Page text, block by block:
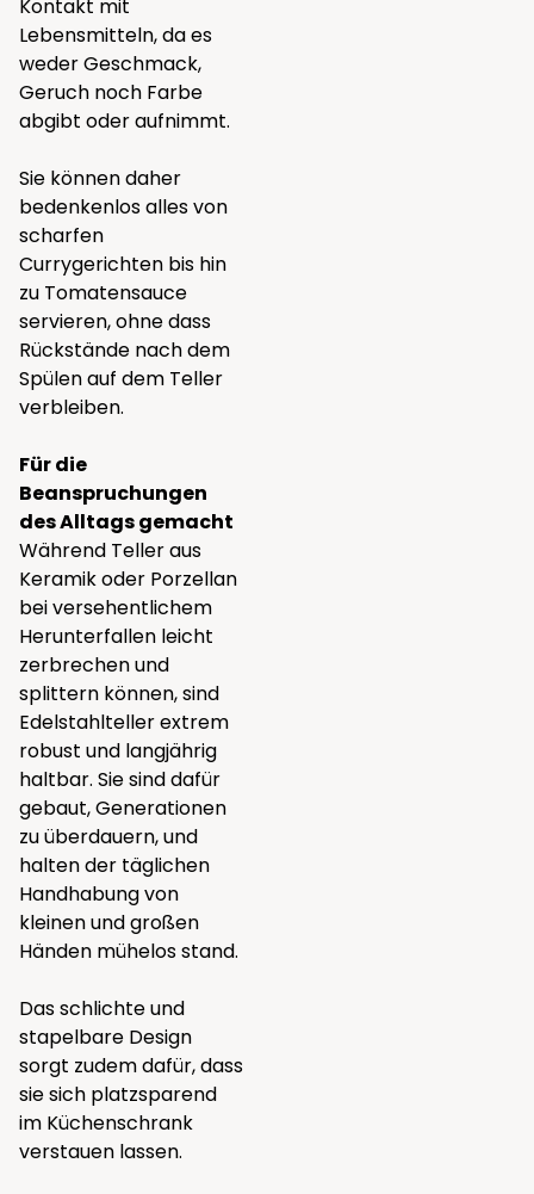
Kontakt mit
Lebensmitteln, da es
weder Geschmack,
Geruch noch Farbe
abgibt oder aufnimmt.
Sie können daher
bedenkenlos alles von
scharfen
Currygerichten bis hin
zu Tomatensauce
servieren, ohne dass
Rückstände nach dem
Spülen auf dem Teller
verbleiben.
Für die
Beanspruchungen
des Alltags gemacht
Während Teller aus
Keramik oder Porzellan
bei versehentlichem
Herunterfallen leicht
zerbrechen und
splittern können, sind
Edelstahlteller extrem
robust und langjährig
haltbar. Sie sind dafür
gebaut, Generationen
zu überdauern, und
halten der täglichen
Handhabung von
kleinen und großen
Händen mühelos stand.
Das schlichte und
stapelbare Design
sorgt zudem dafür, dass
sie sich platzsparend
im Küchenschrank
verstauen lassen.